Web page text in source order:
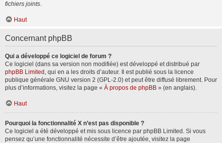
fichiers joints.
Haut
Concernant phpBB
Qui a développé ce logiciel de forum ?
Ce logiciel (dans sa version non modifiée) est développé et distribué par
phpBB Limited , qui en a les droits d’auteur. Il est publié sous la licence
publique générale GNU version 2 (GPL-2.0) et peut être diffusé librement. Pour
plus d’informations, visitez la page « À propos de phpBB » (en anglais).
Haut
Pourquoi la fonctionnalité X n’est pas disponible ?
Ce logiciel a été développé et mis sous licence par phpBB Limited. Si vous
pensez qu’une fonctionnalité nécessite d’être ajoutée, visitez la page